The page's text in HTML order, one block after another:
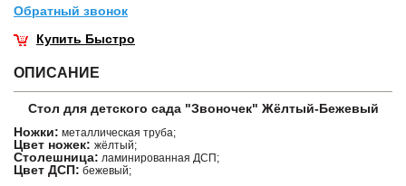
Обратный звонок
Купить Быстро
ОПИСАНИЕ
Стол для детского сада "Звоночек" Жёлтый-Бежевый
Ножки: металлическая труба;
Цвет ножек: жёлтый;
Столешница: ламинированная ДСП;
Цвет ДСП: бежевый;